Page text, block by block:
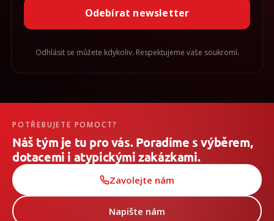
Odebírat newsletter
Odhlásit se můžete kdykoliv. Respektujeme vaše soukromí.
POTŘEBUJETE POMOCT?
Náš tým je tu pro vás. Poradíme s výběrem,
dotacemi i atypickými zakázkami.
Zavolejte nám
Napište nám